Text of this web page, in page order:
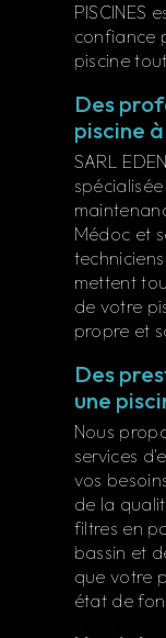
PISCINES
confiance
piscine
Des
piscine
SARL
Médoc et
mettent
de votre
propre et
Des
une
Nous
services
vos
de la
filtres en
bassin et
que votre
état de